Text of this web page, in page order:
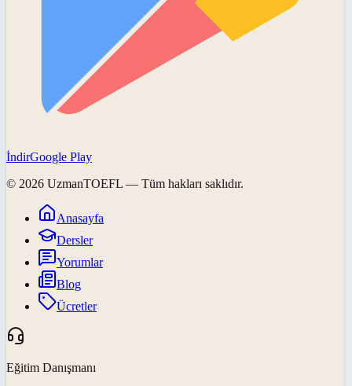
İndirGoogle Play
© 2026 UzmanTOEFL — Tüm hakları saklıdır.
Anasayfa
Dersler
Yorumlar
Blog
Ücretler
Eğitim Danışmanı